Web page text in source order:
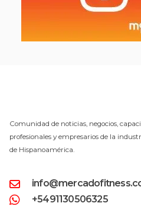
Comunidad de noticias, negocios,
profesionales y empresarios de la
de Hispanoamérica.
+5491130506325